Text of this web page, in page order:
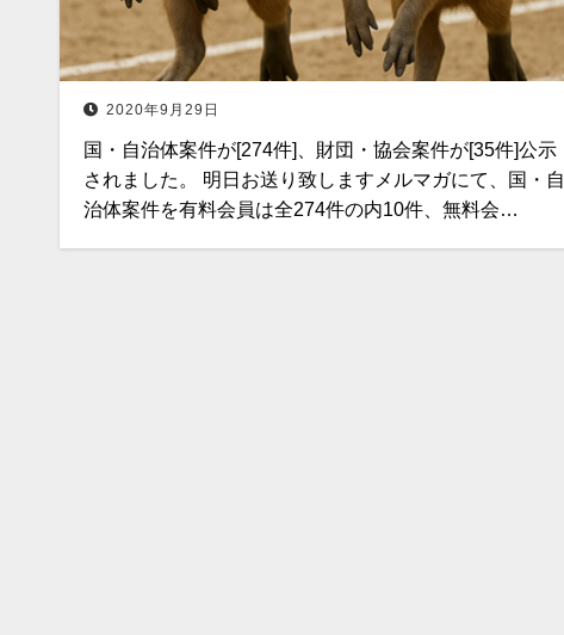
2020年9月29日
国・自治体案件が[274件]、財団・協会案件が[35件]公示
されました。 明日お送り致しますメルマガにて、国・自
治体案件を有料会員は全274件の内10件、無料会…